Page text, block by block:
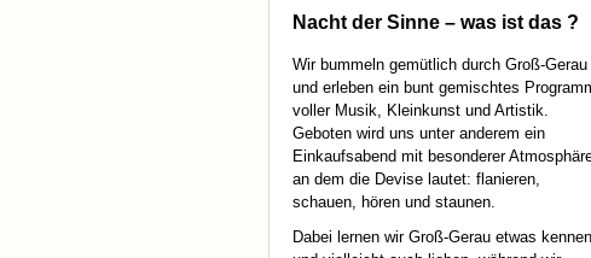
Nacht der Sinne – was ist das ?
Wir bummeln gemütlich durch Groß-Gerau
und erleben ein bunt gemischtes
voller Musik, Kleinkunst und Artistik.
Geboten wird uns unter anderem ein
Einkaufsabend mit besonderer
an dem die Devise lautet: flanieren,
schauen, hören und staunen.
Dabei lernen wir Groß-Gerau etwas kennen